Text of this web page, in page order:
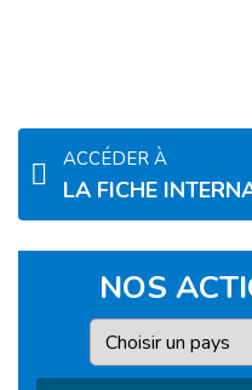
ACCÉDER À
LA FICHE
NOS
Pays